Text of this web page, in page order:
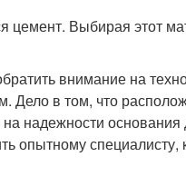
Выбирая этот
внимание на
Дело в том, что
надежности
опытному специалисту,